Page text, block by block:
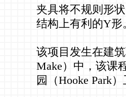
夹具将不规则形
结构上有利的Y形
该项目发生在建
Make）中，该课
园（Hooke Park